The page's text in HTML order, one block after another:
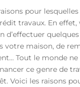
pour
travaux. En effet,
d’effectuer
votre maison, de
Tout le monde ne
ce genre de
Voici les raisons